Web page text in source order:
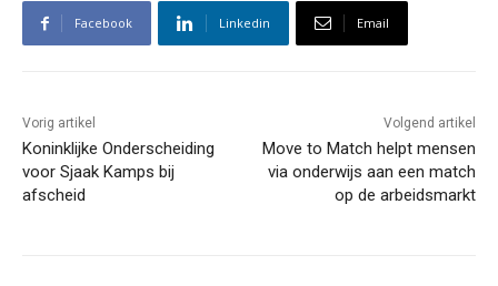
Facebook Linkedin Email
Vorig artikel
Koninklijke Onderscheiding
voor Sjaak Kamps bij
afscheid
Volgend artikel
Move to Match helpt mensen
via onderwijs aan een match
op de arbeidsmarkt